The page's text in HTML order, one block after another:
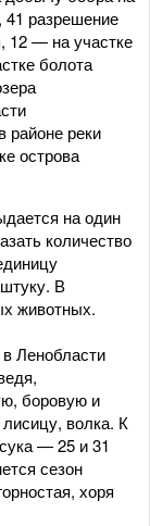
41 разрешение
12 — на участке
болота
районе реки
острова
на один
количество
В
животных.
Ленобласти
боровую и
волка. К
— 25 и 31
сезон
хоря